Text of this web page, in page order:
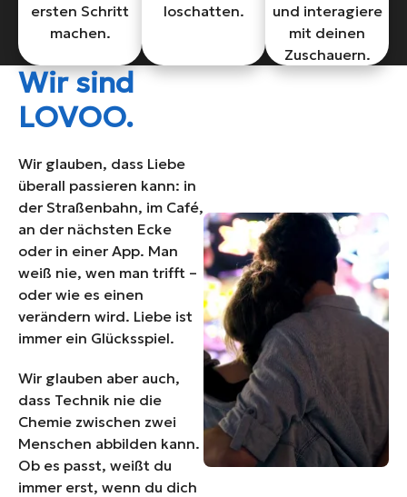
ersten Schritt
machen.
loschatten.
und interagiere
mit deinen
Zuschauern.
Wir sind
LOVOO.
Wir glauben, dass Liebe
überall passieren kann: in
der Straßenbahn, im Café,
an der nächsten Ecke
oder in einer App. Man
weiß nie, wen man trifft –
oder wie es einen
verändern wird. Liebe ist
immer ein Glücksspiel.
Wir glauben aber auch,
dass Technik nie die
Chemie zwischen zwei
Menschen abbilden kann.
Ob es passt, weißt du
immer erst, wenn du dich